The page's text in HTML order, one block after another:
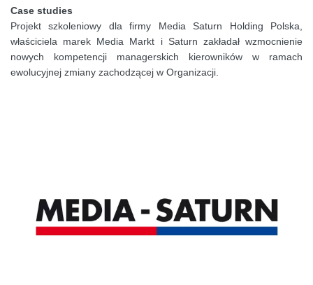
Case studies
Projekt szkoleniowy dla firmy Media Saturn Holding Polska,
właściciela marek Media Markt i Saturn zakładał wzmocnienie
nowych kompetencji managerskich kierowników w ramach
ewolucyjnej zmiany zachodzącej w Organizacji.